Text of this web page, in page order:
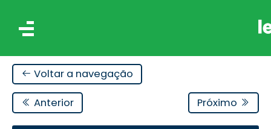
Voltar a navegação
Anterior Próximo